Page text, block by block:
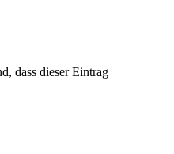
dass dieser Eintrag